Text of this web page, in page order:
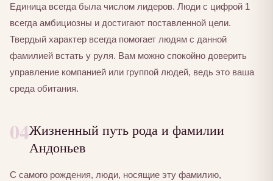
Единица всегда была числом лидеров. Люди с цифрой 1
всегда амбициозны и достигают поставленной цели.
Твердый характер всегда помогает людям с данной
фамилией встать у руля. Вам можно спокойно доверить
управление компанией или группой людей, ведь это ваша
среда обитания.
04Жизненный путь рода и фамилии
Андоньев
С самого рождения, люди, носящие эту фамилию,